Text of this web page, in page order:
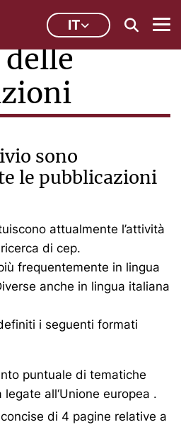
IT
sono
le pubblicazioni
attualmente l’attività
di cep.
frequentemente in lingua
anche in lingua italiana
i seguenti formati
puntuale di tematiche
all‘Unione europea .
di 4 pagine relative a